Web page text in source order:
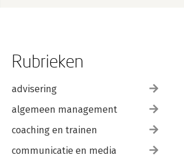
Rubrieken
advisering
algemeen management
coaching en trainen
communicatie en media